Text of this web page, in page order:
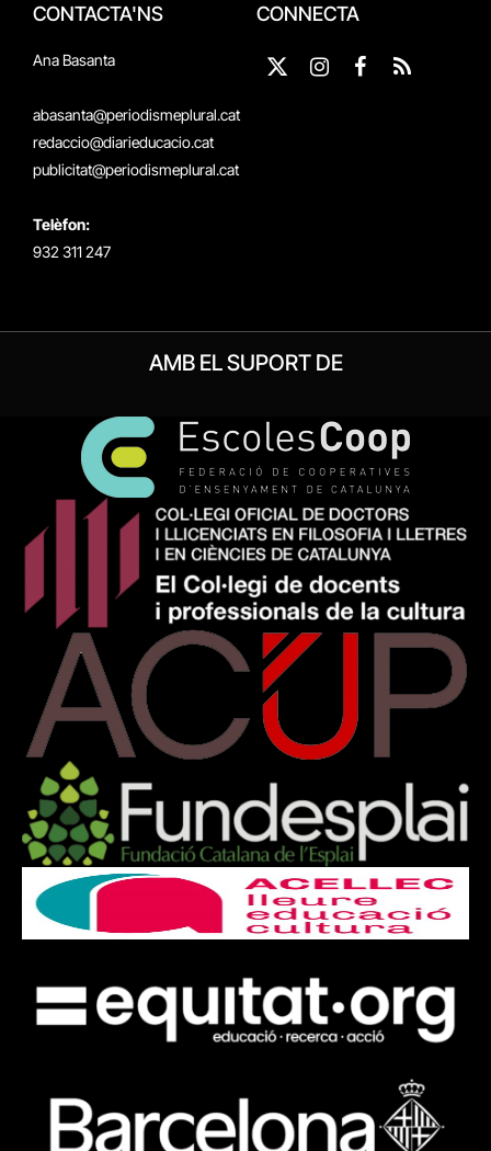
CONTACTA'NS
Ana Basanta
abasanta@periodismeplural.cat
redaccio@diarieducacio.cat
publicitat@periodismeplural.cat
Telèfon:
932 311 247
CONNECTA
X
InstagramFacebook
RSS
AMB EL SUPORT DE